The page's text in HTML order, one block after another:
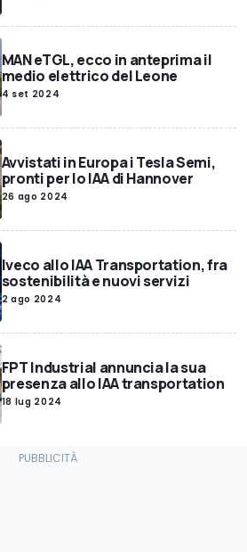
MAN eTGL, ecco in anteprima il
medio elettrico del Leone
4 set 2024
Avvistati in Europa i Tesla Semi,
pronti per lo IAA di Hannover
26 ago 2024
Iveco allo IAA Transportation, fra
sostenibilità e nuovi servizi
2 ago 2024
FPT Industrial annuncia la sua
presenza allo IAA transportation
18 lug 2024